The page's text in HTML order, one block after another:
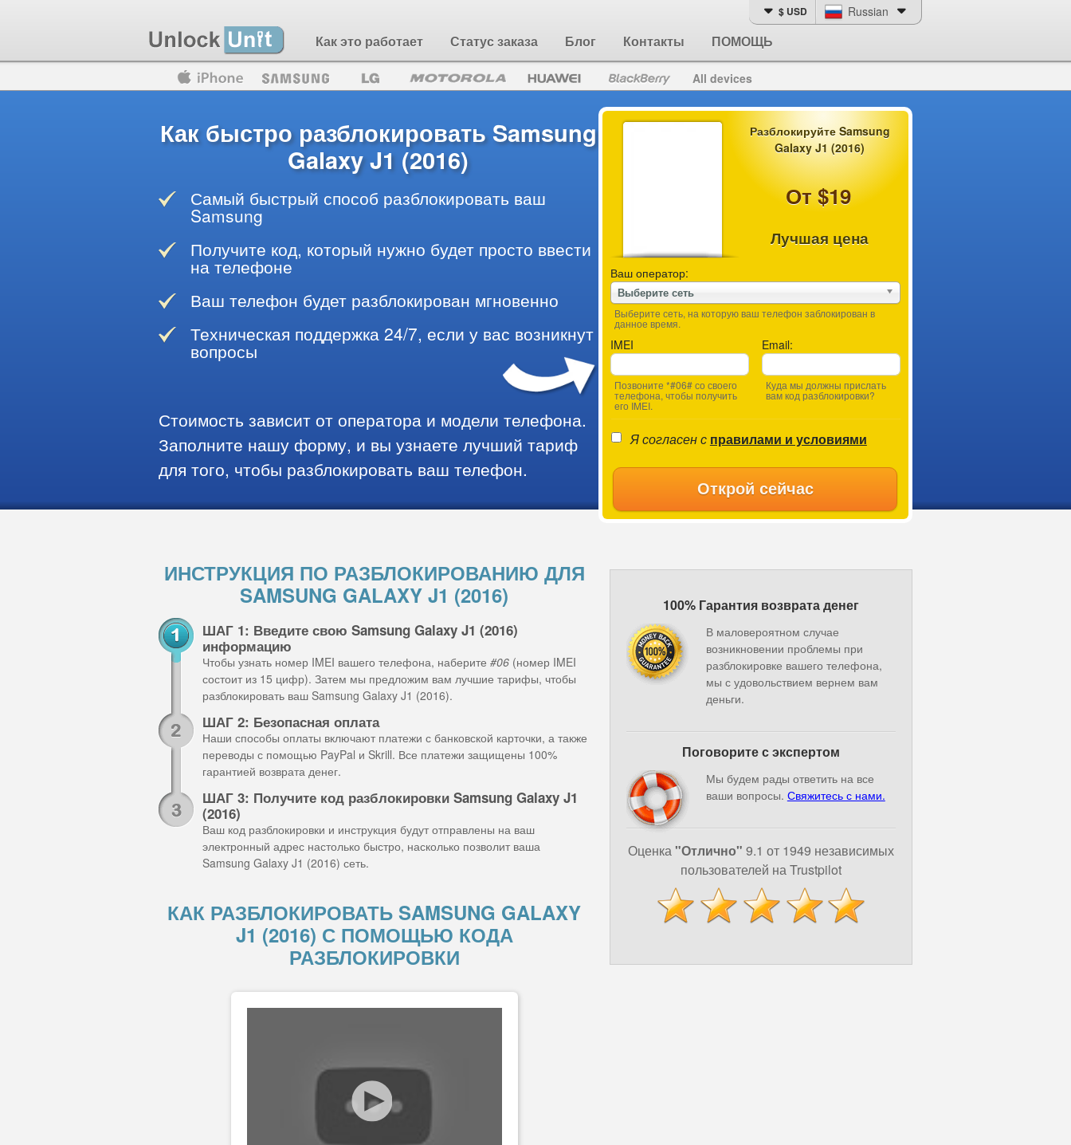
Как это работает Статус заказа Блог Контакты ПОМОЩЬ
$ USD Russian
Blackberry All devices
Разблокируйте Samsung
Galaxy J1 (2016)
От $19
Лучшая цена
Ваш оператор:
Выберите сеть
Выберите сеть, на которую ваш телефон заблокирован в
данное время.
IMEI
Позвоните *#06# со своего
телефона, чтобы получить
его IMEI.
Email:
Куда мы должны прислать
вам код разблокировки?
Я согласен с правилами и условиями
Открой сейчас
Как быстро разблокировать Samsung
Galaxy J1 (2016)
Самый быстрый способ разблокировать ваш
Samsung
Получите код, который нужно будет просто ввести
на телефоне
Ваш телефон будет разблокирован мгновенно
Техническая поддержка 24/7, если у вас возникнут
вопросы
Стоимость зависит от оператора и модели телефона.
Заполните нашу форму, и вы узнаете лучший тариф
для того, чтобы разблокировать ваш телефон.
ИНСТРУКЦИЯ ПО РАЗБЛОКИРОВАНИЮ ДЛЯ
SAMSUNG GALAXY J1 (2016)
ШАГ 1: Введите свою Samsung Galaxy J1 (2016)
информацию
Чтобы узнать номер IMEI вашего телефона, наберите #06 (номер IMEI
состоит из 15 цифр). Затем мы предложим вам лучшие тарифы, чтобы
разблокировать ваш Samsung Galaxy J1 (2016).
ШАГ 2: Безопасная оплата
Наши способы оплаты включают платежи с банковской карточки, а также
переводы с помощью PayPal и Skrill. Все платежи защищены 100%
гарантией возврата денег.
ШАГ 3: Получите код разблокировки Samsung Galaxy J1
(2016)
Ваш код разблокировки и инструкция будут отправлены на ваш
электронный адрес настолько быстро, насколько позволит ваша
Samsung Galaxy J1 (2016) сеть.
КАК РАЗБЛОКИРОВАТЬ SAMSUNG GALAXY
J1 (2016) С ПОМОЩЬЮ КОДА
РАЗБЛОКИРОВКИ
100% Гарантия возврата денег
В маловероятном случае
возникновении проблемы при
разблокировке вашего телефона,
мы с удовольствием вернем вам
деньги.
Поговорите с экспертом
Мы будем рады ответить на все
ваши вопросы. Свяжитесь с нами.
Оценка"Отлично" 9.1 от 1949 независимых
пользователей на Trustpilot